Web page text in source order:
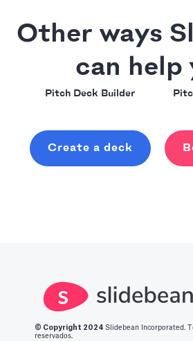
Other ways
can help
Pitch Deck Builder
Create a deck
© Copyright 2 024 Slidebean Incorporated.
reservados.